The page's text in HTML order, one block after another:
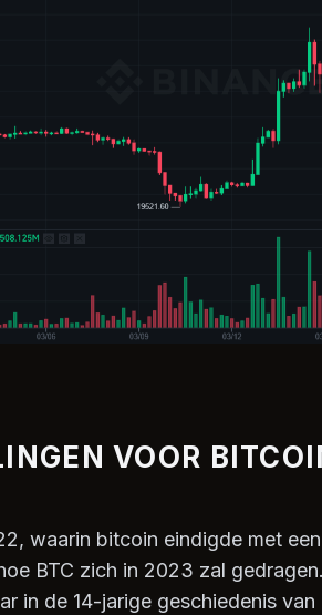
VOOR
waarin bitcoin eindigde met
BTC zich in 2023 zal gedragen.
in de 14-jarige geschiedenis